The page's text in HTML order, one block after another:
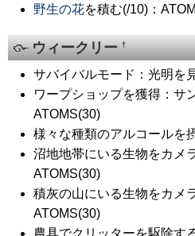
野生の花を積む(/10)：
ウィークリー†
サバイバルモード：光明を
ワープショップを獲得：サ
ATOMS(30)
様々な種類のアルコールを
沼地地帯にいる生物をカメ
ATOMS(30)
積灰の山にいる生物をカメ
ATOMS(30)
農具でクリッターを駆除す